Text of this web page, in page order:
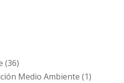
(36)
Medio Ambiente (1)